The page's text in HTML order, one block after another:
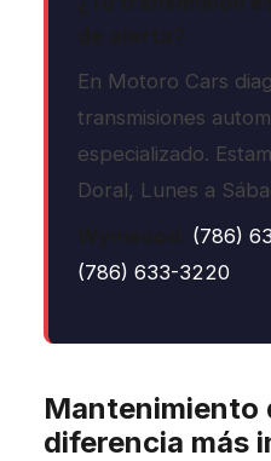
En Motoro Cars
transmisiones
especializado.
Doral, Lunes a
(786)
(786) 633-3220
Mantenimiento
diferencia más